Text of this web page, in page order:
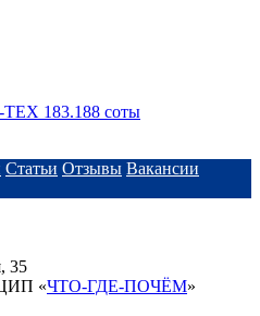
183.188 соты
Статьи Отзывы Вакансии
35
«ЧТО-ГДЕ-ПОЧЁМ»